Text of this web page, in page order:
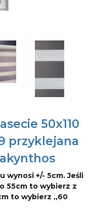
50x110
przyklejana
wynosi +/- 5cm. Jeśli
55cm to wybierz z
to wybierz ,,60